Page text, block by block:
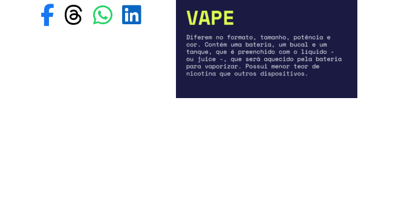
Compartilhar no Facebook
Compartilhar no Threads
Compartilhar no WhatsApp
Compartilhar no LinkedIn